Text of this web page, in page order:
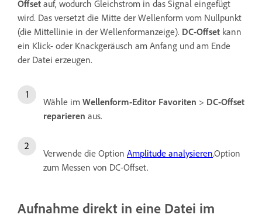
Offset auf, wodurch Gleichstrom in das Signal eingefügt
wird. Das versetzt die Mitte der Wellenform vom Nullpunkt
(die Mittellinie in der Wellenformanzeige). DC-Offset kann
ein Klick- oder Knackgeräusch am Anfang und am Ende
der Datei erzeugen.
Wähle im Wellenform-Editor Favoriten > DC-Offset
reparieren aus.
Verwende die Option Amplitude analysieren.Option
zum Messen von DC-Offset.
Aufnahme direkt in eine Datei im